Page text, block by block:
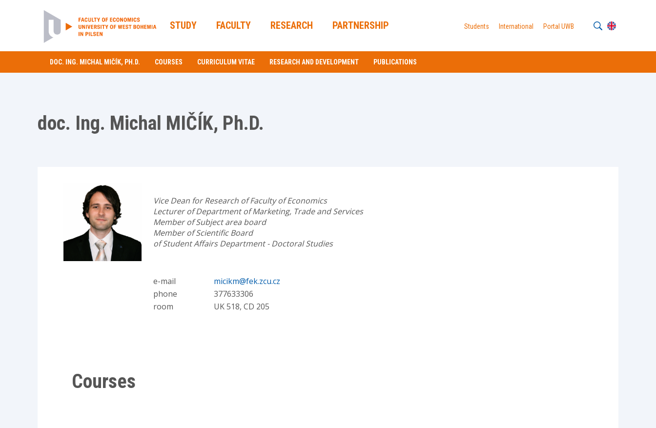
STUDY FACULTY RESEARCH PARTNERSHIP Students International Portal UWB
DOC. ING. MICHAL MIČÍK, PH.D. COURSES CURRICULUM VITAE RESEARCH AND DEVELOPMENT PUBLICATIONS
doc. Ing. Michal MIČÍK, Ph.D.
Vice Dean for Research of Faculty of Economics
Lecturer of Department of Marketing, Trade and Services
Member of Subject area board
Member of Scientific Board
of Student Affairs Department - Doctoral Studies
e-mail
micikm@fek.zcu.cz
phone
377633306
room
UK 518, CD 205
Courses